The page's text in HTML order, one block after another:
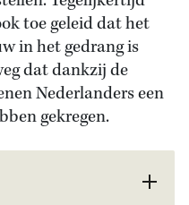
toe geleid dat het
in het gedrang is
dat dankzij de
Nederlanders een
gekregen.